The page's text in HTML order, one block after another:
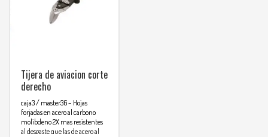
Tijera de aviacion corte
derecho
caja3 / master36– Hojas
forjadas en acero al carbono
molibdeno 2X mas resistentes
al desgaste que las de acero al